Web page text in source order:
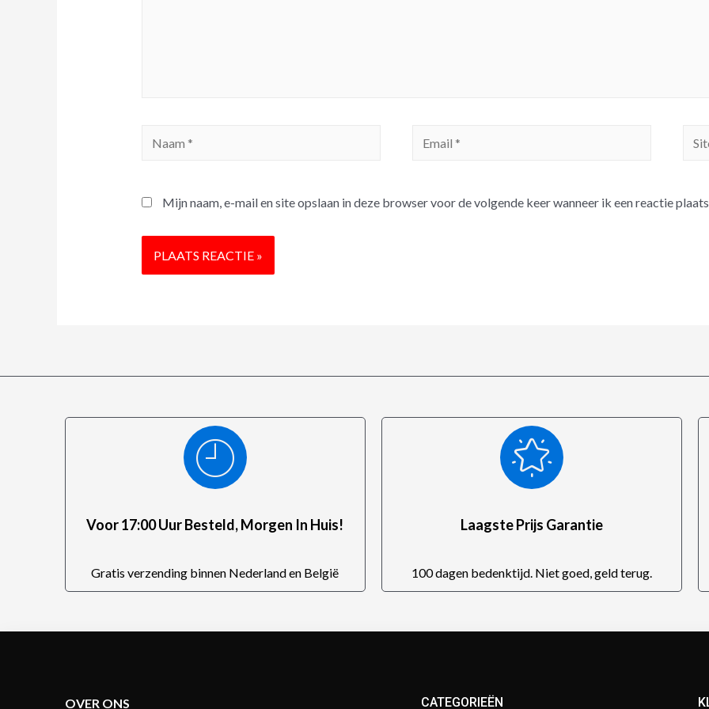
Mijn naam, e-mail en site opslaan in deze browser voor de volgende keer wanneer ik een reactie
Voor 17:00 Uur Besteld, Morgen In Huis!
Gratis verzending binnen Nederland en België
Laagste Prijs Garantie
100 dagen bedenktijd. Niet goed, geld terug.
OVER ONS CATEGORIEËN